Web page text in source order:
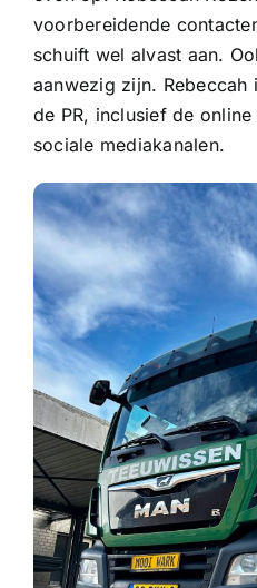
voorbereidende
schuift wel alvast aan.
aanwezig zijn.
de PR, inclusief de
sociale mediakanalen.